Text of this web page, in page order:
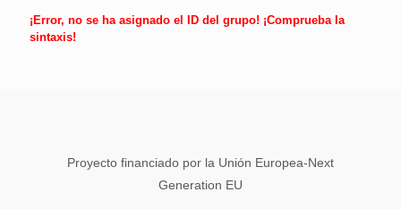
¡Error, no se ha asignado el ID del grupo! ¡Comprueba la
sintaxis!
Proyecto financiado por la Unión Europea-Next
Generation EU